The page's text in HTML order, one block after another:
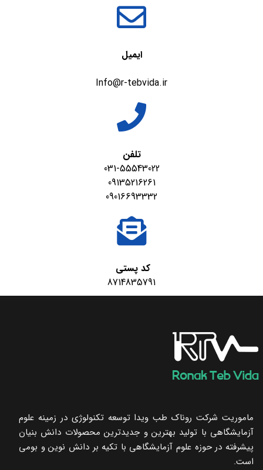
ایمیل
Info@r-tebvida.ir
تلفن
031-55543022
09135216261
09016693332
کد پستی
8714835791
ماموریت شرکت روناک طب ویدا توسعه تکنولوژی در زمینه علوم
آزمایشگاهی با تولید بهترین و جدیدترین محصولات دانش بنیان
پیشرفته در حوزه علوم آزمایشگاهی با تکیه ‌بر دانش نوین و بومی
است.